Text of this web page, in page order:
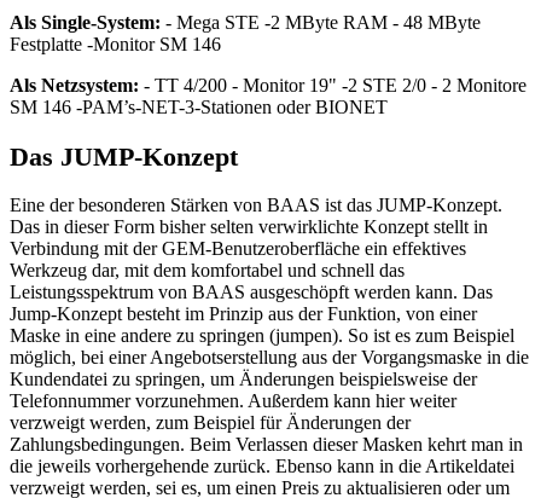
Als Single-System: - Mega STE -2 MByte RAM - 48 MByte
Festplatte -Monitor SM 146
Als Netzsystem: - TT 4/200 - Monitor 19" -2 STE 2/0 - 2 Monitore
SM 146 -PAM’s-NET-3-Stationen oder BIONET
Das JUMP-Konzept
Eine der besonderen Stärken von BAAS ist das JUMP-Konzept.
Das in dieser Form bisher selten verwirklichte Konzept stellt in
Verbindung mit der GEM-Benutzeroberfläche ein effektives
Werkzeug dar, mit dem komfortabel und schnell das
Leistungsspektrum von BAAS ausgeschöpft werden kann. Das
Jump-Konzept besteht im Prinzip aus der Funktion, von einer
Maske in eine andere zu springen (jumpen). So ist es zum Beispiel
möglich, bei einer Angebotserstellung aus der Vorgangsmaske in die
Kundendatei zu springen, um Änderungen beispielsweise der
Telefonnummer vorzunehmen. Außerdem kann hier weiter
verzweigt werden, zum Beispiel für Änderungen der
Zahlungsbedingungen. Beim Verlassen dieser Masken kehrt man in
die jeweils vorhergehende zurück. Ebenso kann in die Artikeldatei
verzweigt werden, sei es, um einen Preis zu aktualisieren oder um